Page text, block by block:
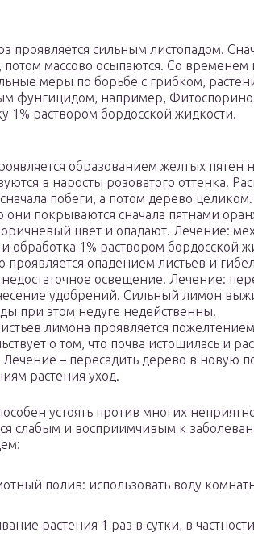
проявляется сильным листопадом.
потом массово осыпаются. Со временем
меры по борьбе с грибком,
фунгицидом, например,
1% раствором бордосской жидкости.
образованием желтых
в наросты розоватого оттенка.
побеги, а потом дерево
они покрываются сначала пятнами
цвет и опадают. Лечение:
и обработка 1% раствором бордосской
проявляется опадением листьев и
недостаточное освещение. Лечение:
удобрений. Сильный лимон
при этом недуге недейственны.
лимона проявляется
о том, что почва истощилась и
Лечение – пересадить дерево в новую
растения уход.
устоять против многих
слабым и восприимчивым к
полив: использовать воду
растения 1 раз в сутки, в